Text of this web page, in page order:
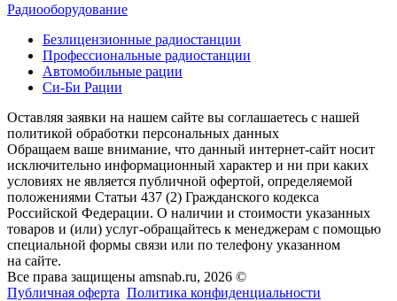
Радиооборудование
Безлицензионные радиостанции
Профессиональные радиостанции
Автомобильные рации
Си-Би Рации
Оставляя заявки на нашем сайте вы соглашаетесь с нашей
политикой обработки персональных данных
Обращаем ваше внимание, что данный интернет-сайт носит
исключительно информационный характер и ни при каких
условиях не является публичной офертой, определяемой
положениями Статьи 437 (2) Гражданского кодекса
Российской Федерации. О наличии и стоимости указанных
товаров и (или) услуг-обращайтесь к менеджерам с помощью
специальной формы связи или по телефону указанном
на сайте.
Все права защищены amsnab.ru, 2026 ©
Публичная оферта Политика конфиденциальности